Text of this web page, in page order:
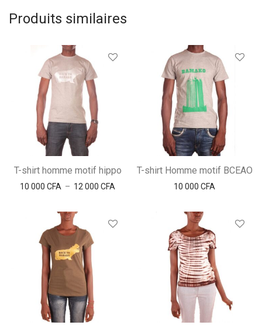
Produits similaires
T-shirt homme motif hippo
10 000 CFA – 12 000 CFA Plage de prix : 10 000 CFA à 12 000 CFA
T-shirt Homme motif BCEAO
10 000 CFA